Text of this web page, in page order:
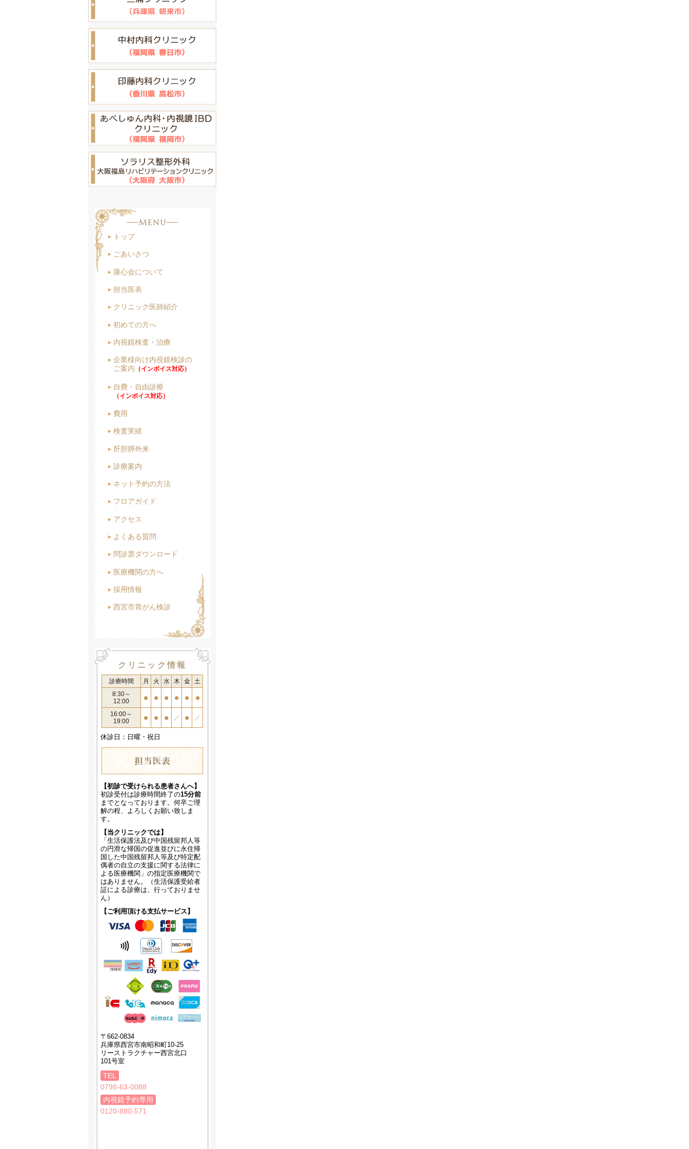
トップ
ごあいさつ
康心会について
担当医表
クリニック医師紹介
初めての方へ
内視鏡検査・治療
企業様向け内視鏡検診の
ご案内 （インボイス対応）
自費・自由診療
（インボイス対応）
費用
検査実績
肝胆膵外来
診療案内
ネット予約の方法
フロアガイド
アクセス
よくある質問
問診票ダウンロード
医療機関の方へ
採用情報
西宮市胃がん検診
クリニック情報
診療時間 月 火 水 木 金 土
8:30～
12:00
● ● ● ● ● ●
16:00～
19:00
● ● ● ／ ● ／
休診日：日曜・祝日
【初診で受けられる患者さんへ】
初診受付は診療時間終了の15分前
までとなっております。何卒ご理
解の程、よろしくお願い致しま
す。
【当クリニックでは】
「生活保護法及び中国残留邦人等
の円滑な帰国の促進並びに永住帰
国した中国残留邦人等及び特定配
偶者の自立の支援に関する法律に
よる医療機関」の指定医療機関で
はありません。（生活保護受給者
証による診療は、行っておりませ
ん）
【ご利用頂ける支払サービス】
〒662-0834
兵庫県西宮市南昭和町10-25
リーストラクチャー西宮北口
101号室
TEL
0798-63-0088
内視鏡予約専用
0120-880-571